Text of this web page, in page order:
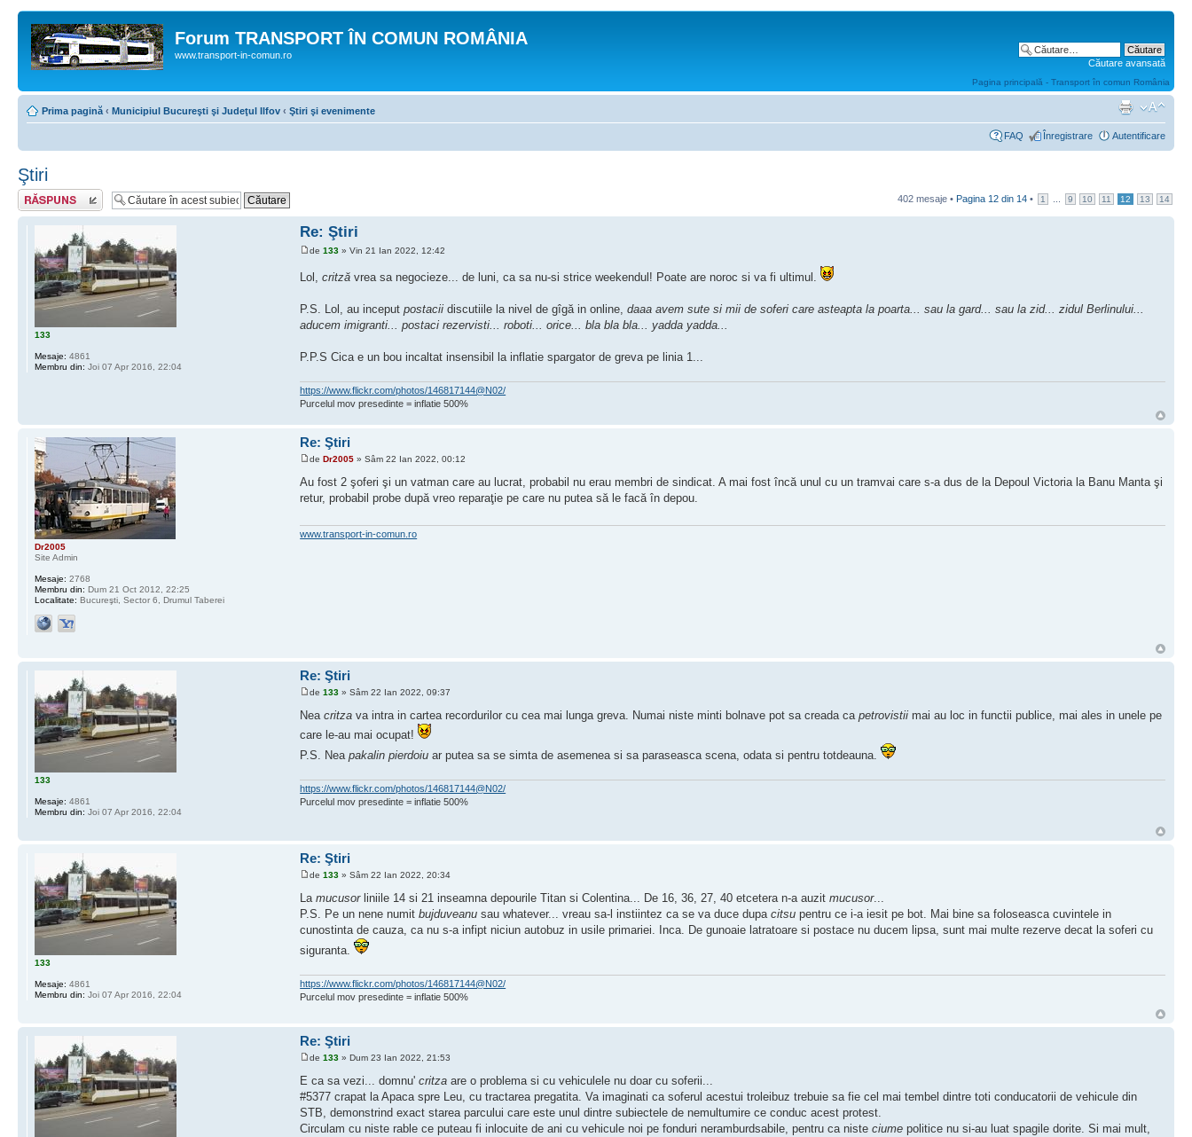
Forum TRANSPORT ÎN COMUN ROMÂNIA
www.transport-in-comun.ro
Căutare avansată
Pagina principală - Transport în comun România
Prima pagină ‹ Municipiul Bucureşti şi Judeţul Ilfov ‹ Ştiri şi evenimente
FAQ Înregistrare Autentificare
Ştiri
Răspunde 402 mesaje • Pagina 12 din 14 • 1 9 10 11 12 13 14
Re: Ştiri
de133 » Vin 21 Ian 2022, 12:42
Lol,critză vrea sa negocieze... de luni, ca sa nu-si strice weekendul! Poate are noroc si va fi ultimul.
P.S. Lol, au inceputpostacii discutiile la nivel de gîgă in online,daaa avem sute si mii de soferi care asteapta la poarta... sau la gard... sau la zid... zidul Berlinului...
aducem imigranti... postaci rezervisti... roboti... orice... bla bla bla... yadda yadda...
P.P.S Cica e un bou incaltat insensibil la inflatie spargator de greva pe linia 1...
https://www.flickr.com/photos/146817144@N02/
Purcelul mov presedinte = inflatie 500%
133
Mesaje: 4861
Membru din: Joi 07 Apr 2016, 22:04
Re: Ştiri
deDr2005 » Sâm 22 Ian 2022, 00:12
Au fost 2 şoferi şi un vatman care au lucrat, probabil nu erau membri de sindicat. A mai fost încă unul cu un tramvai care s-a dus de la Depoul Victoria la Banu Manta şi
retur, probabil probe după vreo reparaţie pe care nu putea să le facă în depou.
www.transport-in-comun.ro
Dr2005
Site Admin
Mesaje: 2768
Membru din: Dum 21 Oct 2012, 22:25
Localitate: Bucureşti, Sector 6, Drumul Taberei
Re: Ştiri
de133 » Sâm 22 Ian 2022, 09:37
Neacritza va intra in cartea recordurilor cu cea mai lunga greva. Numai niste minti bolnave pot sa creada capetrovistii mai au loc in functii publice, mai ales in unele pe
care le-au mai ocupat!
P.S. Neapakalin pierdoiu ar putea sa se simta de asemenea si sa paraseasca scena, odata si pentru totdeauna.
https://www.flickr.com/photos/146817144@N02/
Purcelul mov presedinte = inflatie 500%
133
Mesaje: 4861
Membru din: Joi 07 Apr 2016, 22:04
Re: Ştiri
de133 » Sâm 22 Ian 2022, 20:34
Lamucusorliniile 14 si 21 inseamna depourile Titan si Colentina... De 16, 36, 27, 40 etcetera n-a auzitmucusor...
P.S. Pe un nene numitbujduveanu sau whatever... vreau sa-l instiintez ca se va duce dupacitsu pentru ce i-a iesit pe bot. Mai bine sa foloseasca cuvintele in
cunostinta de cauza, ca nu s-a infipt niciun autobuz in usile primariei. Inca. De gunoaie latratoare si postace nu ducem lipsa, sunt mai multe rezerve decat la soferi cu
siguranta.
https://www.flickr.com/photos/146817144@N02/
Purcelul mov presedinte = inflatie 500%
133
Mesaje: 4861
Membru din: Joi 07 Apr 2016, 22:04
Re: Ştiri
de133 » Dum 23 Ian 2022, 21:53
E ca sa vezi... domnu'critza are o problema si cu vehiculele nu doar cu soferii...
#5377 crapat la Apaca spre Leu, cu tractarea pregatita. Va imaginati ca soferul acestui troleibuz trebuie sa fie cel mai tembel dintre toti conducatorii de vehicule din
STB, demonstrind exact starea parcului care este unul dintre subiectele de nemultumire ce conduc acest protest.
Circulam cu niste rable ce puteau fi inlocuite de ani cu vehicule noi pe fonduri neramburdsabile, pentru ca nisteciume politice nu si-au luat spagile dorite. Si mai mult,